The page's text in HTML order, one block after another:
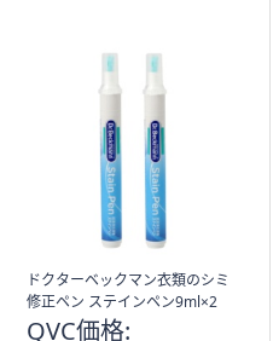
ドクターベックマン衣類のシミ
修正ペン ステインペン9ml×2
QVC価格: